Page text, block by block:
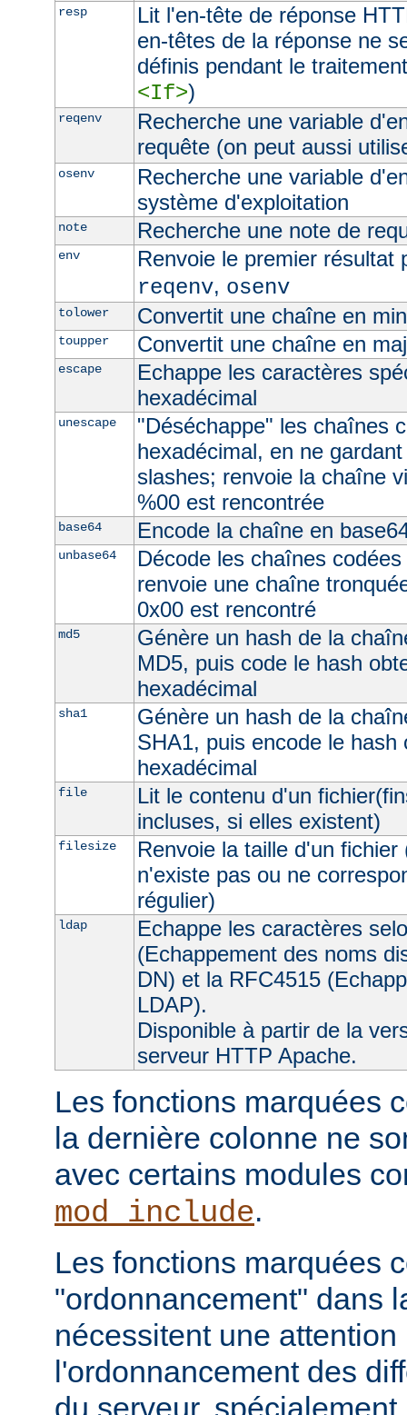
resp
Lit l'en-tête de réponse
en-têtes de la réponse ne
définis pendant le
<If>)
reqenv
Recherche une variable
requête (on peut aussi
osenv
Recherche une variable
système d'exploitation
note Recherche une note de
env
Renvoie le premier résultat
reqenv, osenv
tolower Convertit une chaîne en
toupper Convertit une chaîne en
escape
Echappe les caractères
hexadécimal
unescape
"Déséchappe" les chaînes
hexadécimal, en ne
slashes; renvoie la chaîne
%00 est rencontrée
base64 Encode la chaîne en
unbase64
Décode les chaînes
renvoie une chaîne
0x00 est rencontré
md5
Génère un hash de la
MD5, puis code le hash
hexadécimal
sha1
Génère un hash de la
SHA1, puis encode le hash
hexadécimal
file
Lit le contenu d'un
incluses, si elles existent)
filesize
Renvoie la taille d'un
n'existe pas ou ne
régulier)
ldap
Echappe les caractères
(Echappement des noms
DN) et la RFC4515
LDAP).
Disponible à partir de la
serveur HTTP Apache.
Les fonctions marquées
la dernière colonne ne
avec certains modules
mod_include.
Les fonctions marquées
"ordonnancement" dans
nécessitent une
l'ordonnancement des
du serveur,